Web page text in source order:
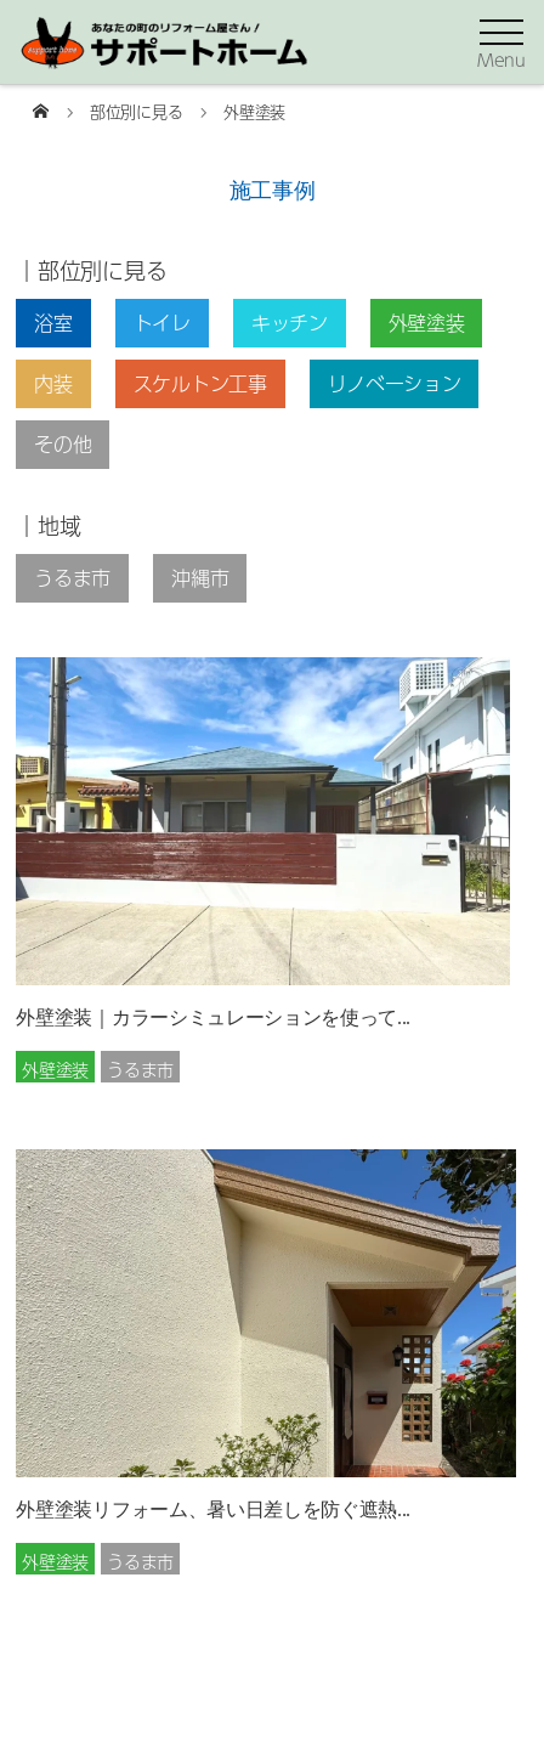
Menu
部位別に見る 外壁塗装
施工事例
｜部位別に見る
浴室 トイレ キッチン
外壁塗装
内装
スケルトン工事
リノベーション
その他
｜地域
うるま市 沖縄市
外壁塗装｜カラーシミュレーションを使って...
外壁塗装 うるま市
外壁塗装リフォーム、暑い日差しを防ぐ遮熱...
外壁塗装 うるま市